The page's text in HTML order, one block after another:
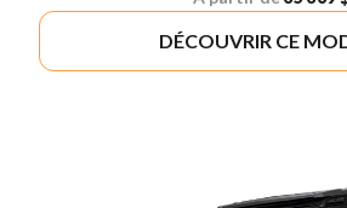
DÉCOUVRIR CE